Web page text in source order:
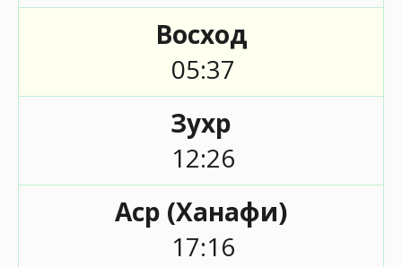
Восход
05:37
Зухр
12:26
Аср (Ханафи)
17:16